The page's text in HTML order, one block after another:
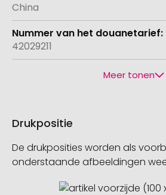
China
42029211
Meer tonen
Drukpositie
De drukposities worden als
onderstaande afbeeldingen